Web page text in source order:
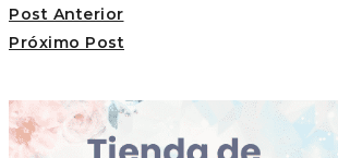
Post Anterior
Próximo Post